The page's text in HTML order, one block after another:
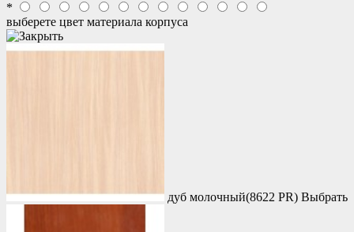
*
выберете цвет материала корпуса
дуб молочный(8622 PR) Выбрать